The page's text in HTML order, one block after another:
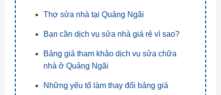
Thợ sửa nhà tại Quảng Ngãi
Bạn cần dịch vụ sửa nhà giá rẻ vì sao?
Bảng giá tham khảo dịch vụ sửa chữa
nhà ở Quảng Ngãi
Những yếu tố làm thay đổi bảng giá